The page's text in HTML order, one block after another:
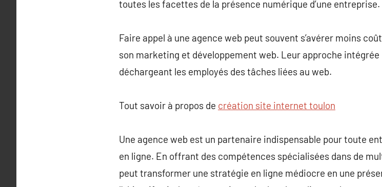
toutes les facettes de la présence numérique d’une entreprise.
Faire appel à une agence web peut souvent s’avérer moins
son marketing et développement web. Leur approche
déchargeant les employés des tâches liées au web.
Tout savoir à propos de création site internet toulon
Une agence web est un partenaire indispensable pour toute
en ligne. En offrant des compétences spécialisées dans de
peut transformer une stratégie en ligne médiocre en une